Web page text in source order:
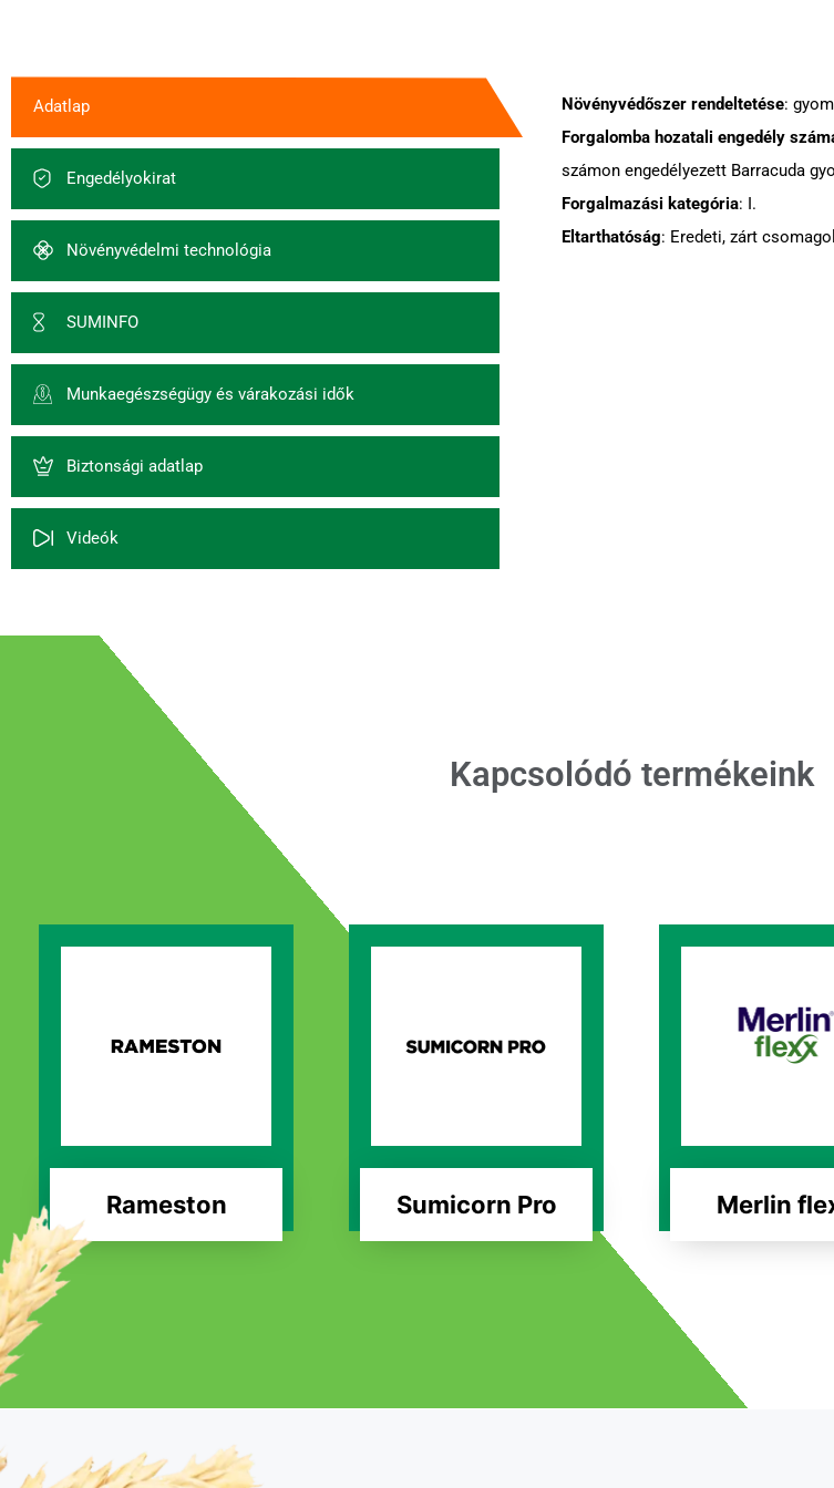
Adatlap
Engedélyokirat
Növényvédelmi technológia
SUMINFO
Munkaegészségügy és várakozási idők
Biztonsági adatlap
Videók
Növényvédőszer rendeltetése:
Forgalomba hozatali engedély
számon engedélyezett Barracuda
Forgalmazási kategória: I.
Eltarthatóság: Eredeti, zárt
Kapcsolódó termékeink
Rameston Sumicorn Pro Merlin